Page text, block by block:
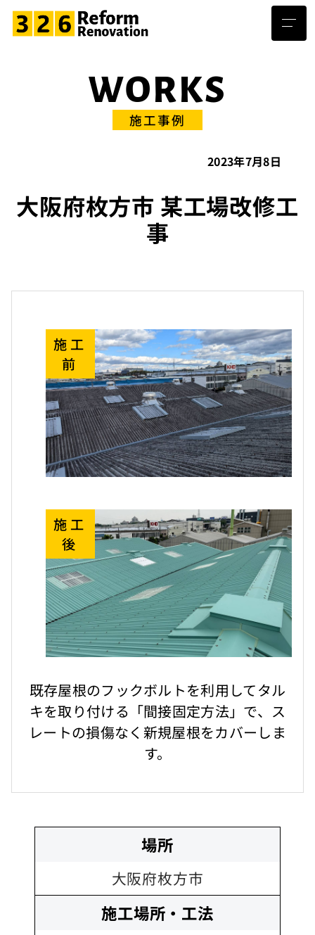
WORKS
施工事例
2023年7月8日
大阪府枚方市 某工場改修工
事
施工
前
施工
後
既存屋根のフックボルトを利用してタル
キを取り付ける「間接固定方法」で、ス
レートの損傷なく新規屋根をカバーしま
す。
場所
大阪府枚方市
施工場所・工法